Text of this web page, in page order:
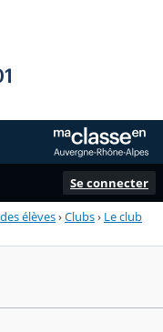
Se connecter
élèves›Clubs› Le club